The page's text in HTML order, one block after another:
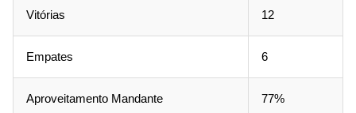
Vitórias 12
Empates 6
Aproveitamento Mandante 77%